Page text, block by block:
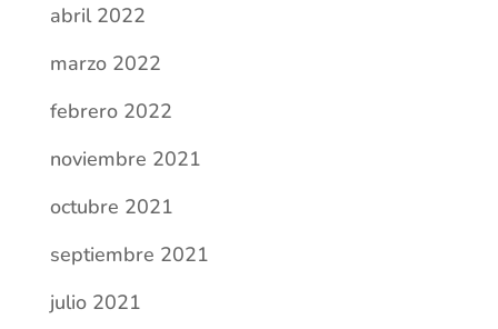
abril 2022
marzo 2022
febrero 2022
noviembre 2021
octubre 2021
septiembre 2021
julio 2021